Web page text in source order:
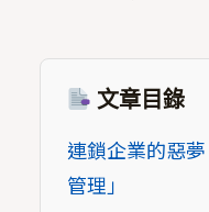
文章目錄
連鎖企業的惡
管理」